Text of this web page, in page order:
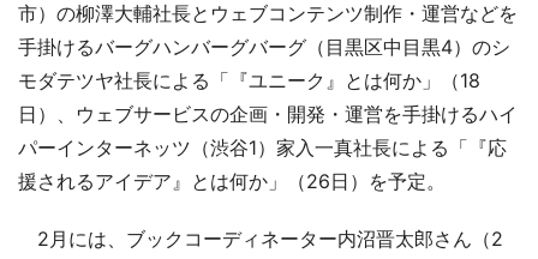
市）の柳澤大輔社長とウェブコンテンツ制作・運営などを
手掛けるバーグハンバーグバーグ（目黒区中目黒4）のシ
モダテツヤ社長による「『ユニーク』とは何か」（18
日）、ウェブサービスの企画・開発・運営を手掛けるハイ
パーインターネッツ（渋谷1）家入一真社長による「『応
援されるアイデア』とは何か」（26日）を予定。
2月には、ブックコーディネーター内沼晋太郎さん（2